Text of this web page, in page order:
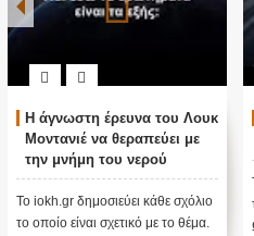
ΟΛΟΓΡΑΜΜΑΤΑ: ΑΛΗΘΕΙΑ
ΠΟΥ ΖΟΥΜΕ; (ΒΙΝΤΕΟ)
Το iokh.gr δημοσιεύει κάθε σχόλιο
το οποίο είναι σχετικό με το θέμα.
Ωστόσο, αυτό δεν σημαίνει ότι ...